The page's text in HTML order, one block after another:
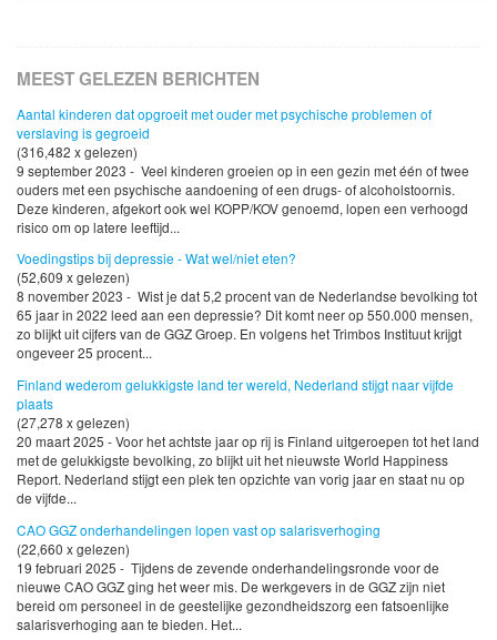
MEEST GELEZEN BERICHTEN
Aantal kinderen dat opgroeit met ouder met psychische problemen of
verslaving is gegroeid
(316,482 x gelezen)
9 september 2023 - Veel kinderen groeien op in een gezin met één of twee
ouders met een psychische aandoening of een drugs- of alcoholstoornis.
Deze kinderen, afgekort ook wel KOPP/KOV genoemd, lopen een verhoogd
risico om op latere leeftijd...
Voedingstips bij depressie - Wat wel/niet eten?
(52,609 x gelezen)
8 november 2023 - Wist je dat 5,2 procent van de Nederlandse bevolking tot
65 jaar in 2022 leed aan een depressie? Dit komt neer op 550.000 mensen,
zo blijkt uit cijfers van de GGZ Groep. En volgens het Trimbos Instituut krijgt
ongeveer 25 procent...
Finland wederom gelukkigste land ter wereld, Nederland stijgt naar vijfde
plaats
(27,278 x gelezen)
20 maart 2025 - Voor het achtste jaar op rij is Finland uitgeroepen tot het land
met de gelukkigste bevolking, zo blijkt uit het nieuwste World Happiness
Report. Nederland stijgt een plek ten opzichte van vorig jaar en staat nu op
de vijfde...
CAO GGZ onderhandelingen lopen vast op salarisverhoging
(22,660 x gelezen)
19 februari 2025 - Tijdens de zevende onderhandelingsronde voor de
nieuwe CAO GGZ ging het weer mis. De werkgevers in de GGZ zijn niet
bereid om personeel in de geestelijke gezondheidszorg een fatsoenlijke
salarisverhoging aan te bieden. Het...